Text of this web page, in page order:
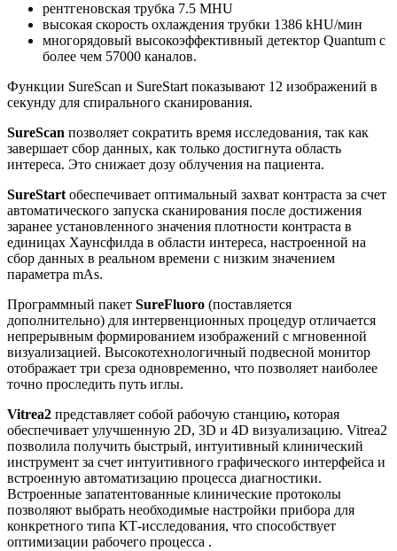
рентгеновская трубка 7.5 MHU
высокая скорость охлаждения трубки 1386 kHU/мин
многорядовый высокоэффективный детектор Quantum с
более чем 57000 каналов.
Функции SureScan и SureStart показывают 12 изображений в
секунду для спирального сканирования.
SureScan позволяет сократить время исследования, так как
завершает сбор данных, как только достигнута область
интереса. Это снижает дозу облучения на пациента.
SureStart обеспечивает оптимальный захват контраста за счет
автоматического запуска сканирования после достижения
заранее установленного значения плотности контраста в
единицах Хаунсфилда в области интереса, настроенной на
сбор данных в реальном времени с низким значением
параметра mAs.
Программный пакет SureFluoro (поставляется
дополнительно) для интервенционных процедур отличается
непрерывным формированием изображений с мгновенной
визуализацией. Высокотехнологичный подвесной монитор
отображает три среза одновременно, что позволяет наиболее
точно проследить путь иглы.
Vitrea2 представляет собой рабочую станцию, которая
обеспечивает улучшенную 2D, 3D и 4D визуализацию. Vitrea2
позволила получить быстрый, интуитивный клинический
инструмент за счет интуитивного графического интерфейса и
встроенную автоматизацию процесса диагностики.
Встроенные запатентованные клинические протоколы
позволяют выбрать необходимые настройки прибора для
конкретного типа КТ-исследования, что способствует
оптимизации рабочего процесса .